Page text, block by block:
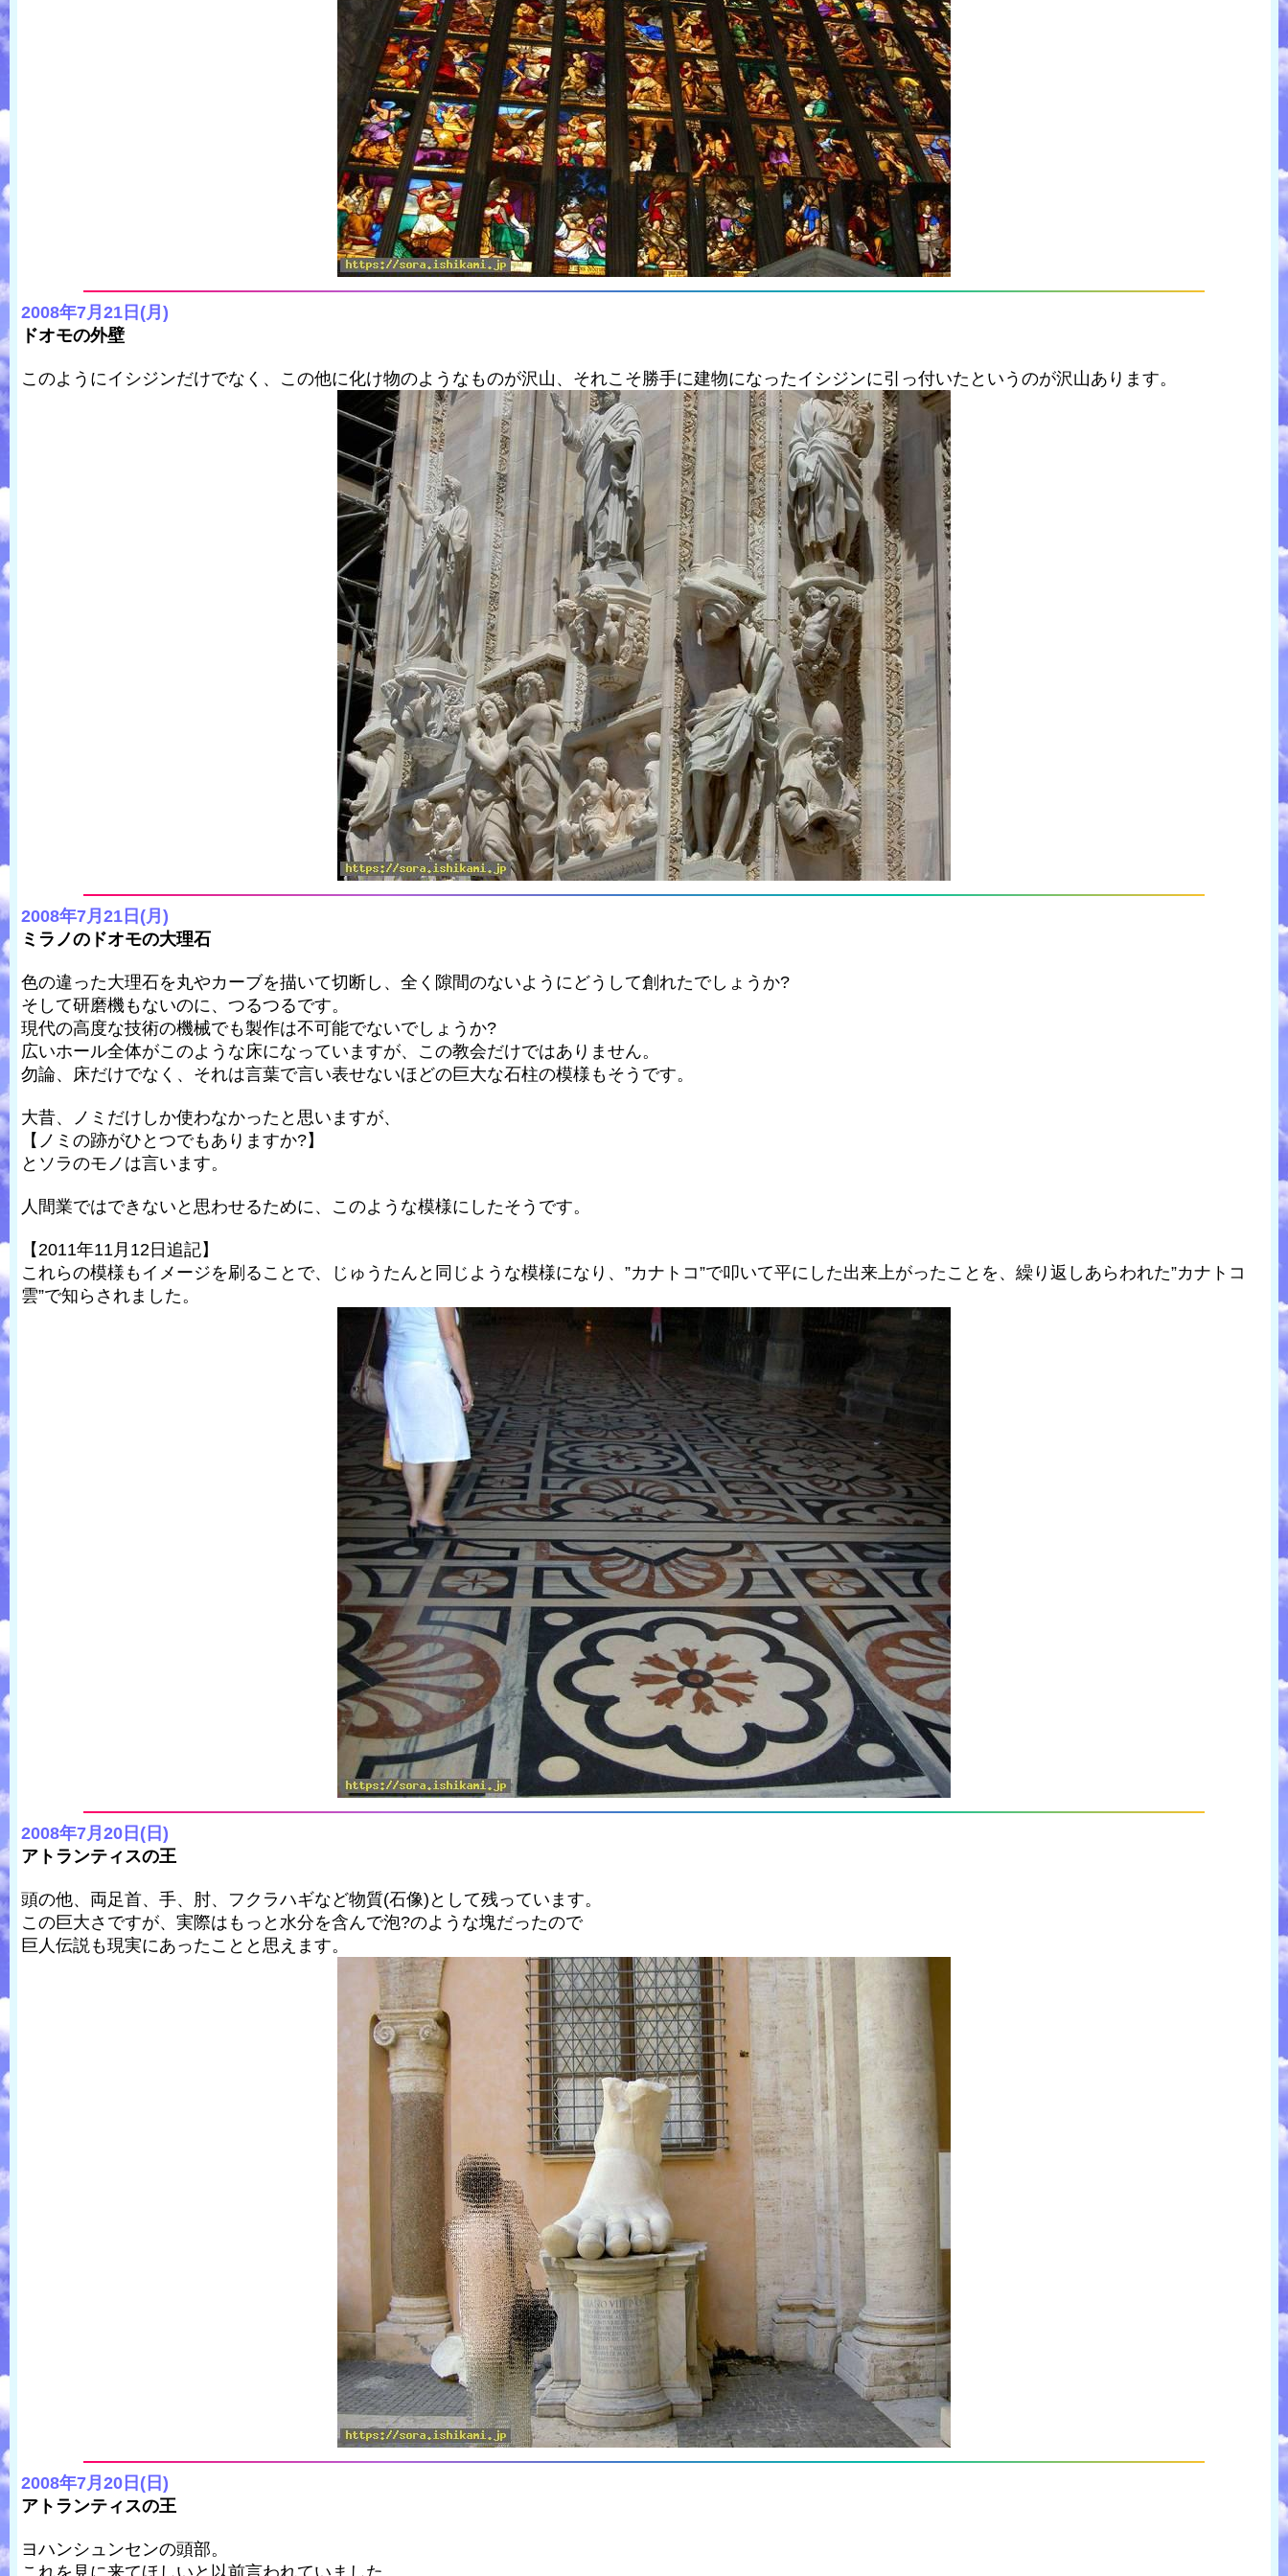
2008年7月21日(月)
ドオモの外壁
このようにイシジンだけでなく、この他に化け物のようなものが沢山、それこそ勝手に建物になったイシジンに引っ付いたというのが沢山あります。
2008年7月21日(月)
ミラノのドオモの大理石
色の違った大理石を丸やカーブを描いて切断し、全く隙間のないようにどうして創れたでしょうか?
そして研磨機もないのに、つるつるです。
現代の高度な技術の機械でも製作は不可能でないでしょうか?
広いホール全体がこのような床になっていますが、この教会だけではありません。
勿論、床だけでなく、それは言葉で言い表せないほどの巨大な石柱の模様もそうです。
大昔、ノミだけしか使わなかったと思いますが、
【ノミの跡がひとつでもありますか?】
とソラのモノは言います。
人間業ではできないと思わせるために、このような模様にしたそうです。
【2011年11月12日追記】
これらの模様もイメージを刷ることで、じゅうたんと同じような模様になり、”カナトコ”で叩いて平にした出来上がったことを、繰り返しあらわれた”カナトコ
雲”で知らされました。
2008年7月20日(日)
アトランティスの王
頭の他、両足首、手、肘、フクラハギなど物質(石像)として残っています。
この巨大さですが、実際はもっと水分を含んで泡?のような塊だったので
巨人伝説も現実にあったことと思えます。
2008年7月20日(日)
アトランティスの王
ヨハンシュンセンの頭部。
これを見に来てほしいと以前言われていました。